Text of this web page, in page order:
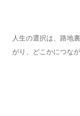
人生の選択は、路地
がり、どこかにつなが